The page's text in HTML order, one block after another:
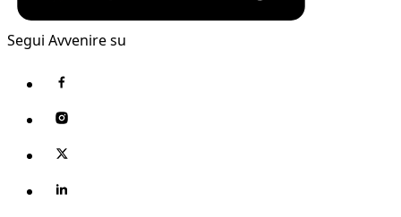
Segui Avvenire su